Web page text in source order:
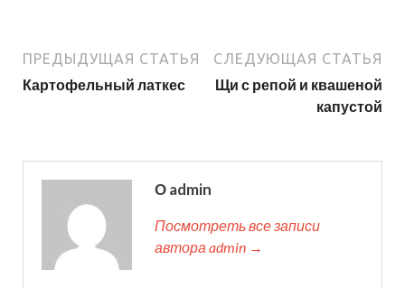
ПРЕДЫДУЩАЯ СТАТЬЯ
Картофельный латкес
СЛЕДУЮЩАЯ СТАТЬЯ
Щи с репой и квашеной
капустой
О admin
Посмотреть все записи
автора admin →